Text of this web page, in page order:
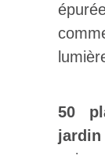
50
jardin